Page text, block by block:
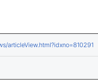
articleView.html?idxno=810291